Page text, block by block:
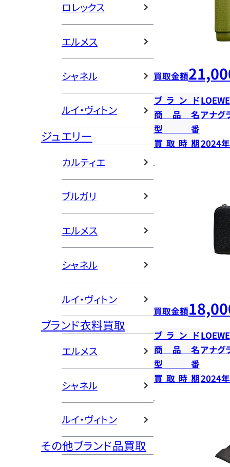
ロレックス
エルメス
シャネル
ルイ・ヴィトン
ジュエリー
カルティエ
ブルガリ
エルメス
シャネル
ルイ・ヴィトン
ブランド衣料買取
エルメス
シャネル
ルイ・ヴィトン
その他ブランド品買取
買取金額
ブランドLOEWE
商品名アナグ
型番
買取時期2024
買取金額
ブランドLOEWE
商品名アナグ
型番
買取時期2024